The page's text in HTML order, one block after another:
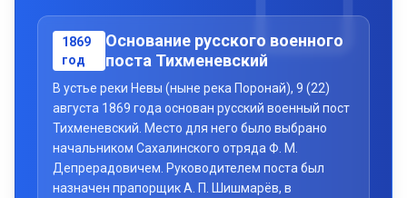
1869
год
Основание русского военного
поста Тихменевский
В устье реки Невы (ныне река Поронай), 9 (22)
августа 1869 года основан русский военный пост
Тихменевский. Место для него было выбрано
начальником Сахалинского отряда Ф. М.
Депрерадовичем. Руководителем поста был
назначен прапорщик А. П. Шишмарёв, в